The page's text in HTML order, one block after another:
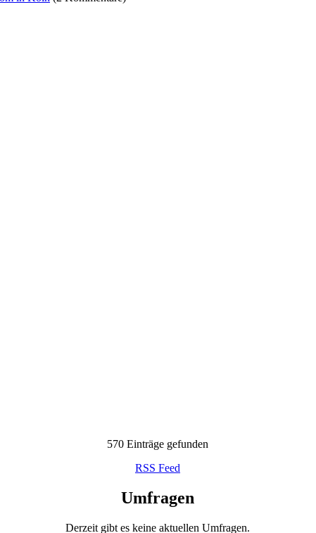
570 Einträge gefunden
RSS Feed
Umfragen
Derzeit gibt es keine aktuellen Umfragen.